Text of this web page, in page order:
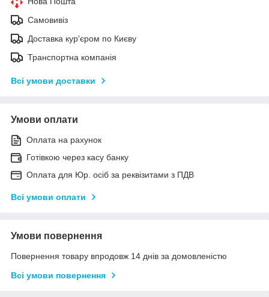
Самовивіз
Доставка кур'єром по Києву
Транспортна компанія
Всі умови доставки
Умови оплати
Оплата на рахунок
Готівкою через касу банку
Оплата для Юр. осіб за реквізитами з ПДВ
Всі умови оплати
Умови повернення
Повернення товару впродовж 14 днів за домовленістю
Всі умови повернення